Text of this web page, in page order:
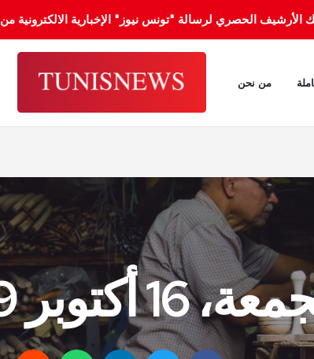
الحصري لرسالة "تونس نيوز" الإخبارية الالكترونية من 1 ماي 2000 إلى 31 جانفي 2012.
من نحن
16 أكتوبر 2009